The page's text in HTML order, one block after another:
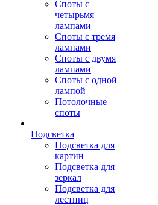
Споты с
четырьмя
лампами
Споты с тремя
лампами
Споты с двумя
лампами
Споты с одной
лампой
Потолочные
споты
Подсветка
Подсветка для
картин
Подсветка для
зеркал
Подсветка для
лестниц